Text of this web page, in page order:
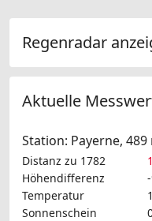
Regenradar
Aktuelle
Station: Payerne, 489
Distanz zu 1782
Höhendifferenz
Temperatur
Sonnenschein